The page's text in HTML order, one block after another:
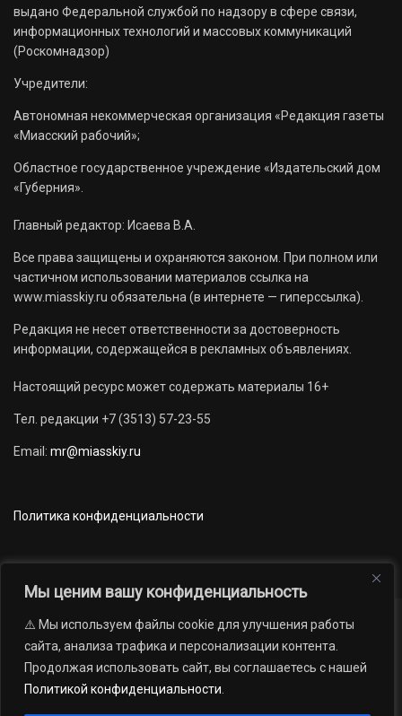
Мы ценим вашу конфиденциальность
⚠️ Мы используем файлы cookie для улучшения работы
сайта, анализа трафика и персонализации контента.
Продолжая использовать сайт, вы соглашаетесь с нашей
Политикой конфиденциальности
выдано Федеральной службой по надзору в сфере связи,
информационных технологий и массовых коммуникаций
(Роскомнадзор)
Учредители:
Автономная некоммерческая организация «Редакция газеты
«Миасский рабочий»;
Областное государственное учреждение «Издательский дом
«Губерния».
Главный редактор: Исаева В.А.
Все права защищены и охраняются законом. При полном или
частичном использовании материалов ссылка на
www.miasskiy.ru обязательна (в интернете — гиперссылка).
Редакция не несет ответственности за достоверность
информации, содержащейся в рекламных объявлениях.
Настоящий ресурс может содержать материалы 16+
Тел. редакции +7 (3513) 57-23-55
Email: mr@miasskiy.ru
Политика конфиденциальности
Новости Наши проекты
Официально
АРХИВ
16+
газеты «Миасский рабочий»; Областное государственное учреждение